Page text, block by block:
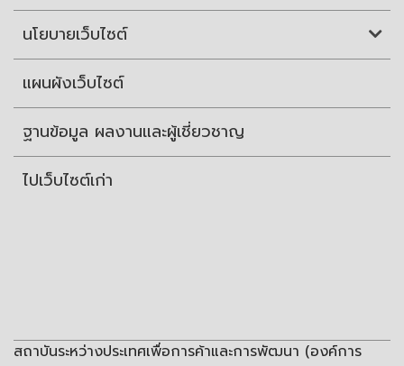
นโยบายเว็บไซต์
แผนผังเว็บไซต์
ฐานข้อมูล ผลงานและผู้เชี่ยวชาญ
ไปเว็บไซต์เก่า
สถาบันระหว่างประเทศเพื่อการค้าและการพัฒนา (องค์การ